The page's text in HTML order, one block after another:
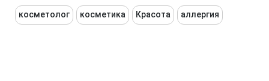
косметолог косметика Красота аллергия